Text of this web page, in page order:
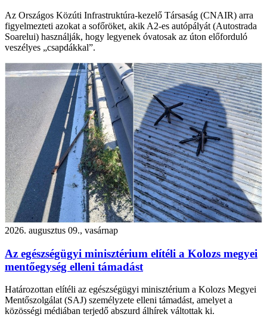
Az Országos Közúti Infrastruktúra-kezelő Társaság (CNAIR) arra
figyelmezteti azokat a sofőröket, akik A2-es autópályát (Autostrada
Soarelui) használják, hogy legyenek óvatosak az úton előforduló
veszélyes „csapdákkal”.
2026. augusztus 09., vasárnap
Az egészségügyi minisztérium elítéli a Kolozs megyei
mentőegység elleni támadást
Határozottan elítéli az egészségügyi minisztérium a Kolozs Megyei
Mentőszolgálat (SAJ) személyzete elleni támadást, amelyet a
közösségi médiában terjedő abszurd álhírek váltottak ki.